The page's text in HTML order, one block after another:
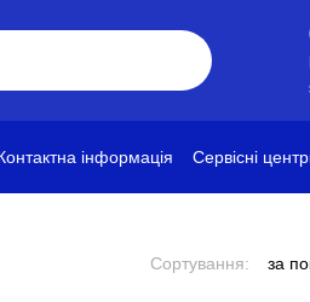
інформація Сервісні
Сортування: за